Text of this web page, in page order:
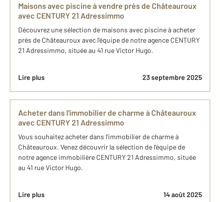
Maisons avec piscine à vendre près de Châteauroux
avec CENTURY 21 Adressimmo
Découvrez une sélection de maisons avec piscine à acheter
près de Châteauroux avec l'équipe de notre agence CENTURY
21 Adressimmo, située au 41 rue Victor Hugo.
Lire plus 23 septembre 2025
Acheter dans l'immobilier de charme à Châteauroux
avec CENTURY 21 Adressimmo
Vous souhaitez acheter dans l'immobilier de charme à
Châteauroux. Venez découvrir la sélection de l'équipe de
notre agence immobilière CENTURY 21 Adressimmo, située
au 41 rue Victor Hugo.
Lire plus 14 août 2025